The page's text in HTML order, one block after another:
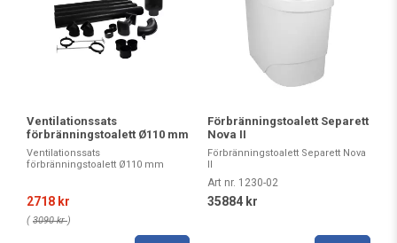
Ventilationssats
förbränningstoalett Ø110 mm
Ventilationssats
förbränningstoalett Ø110 mm
2718 kr
( 3090 kr)
Förbränningstoalett Separett
Nova II
Förbränningstoalett Separett Nova
Art nr. 1230-02
35884 kr